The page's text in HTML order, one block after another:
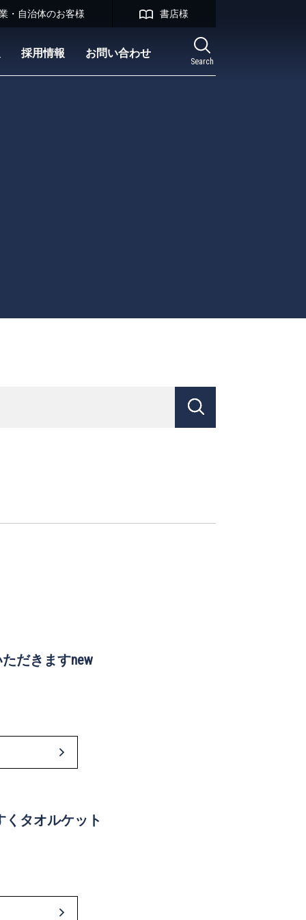
Search
採用情報 お問い合わせ
・自治体のお客様 書店様
だきますnew
タオルケット